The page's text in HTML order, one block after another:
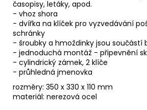
časopisy, letáky, apod.
- vhoz shora
- dvířka na klíček pro vyzvedávání
schránky
- šroubky a hmoždinky jsou součástí
- jednoduchá montáž - připevnění
- cylindrický zámek, 2 klíče
- průhledná jmenovka
rozměry: 350 x 330 x 110 mm
materiál: nerezová ocel
MM
Kč